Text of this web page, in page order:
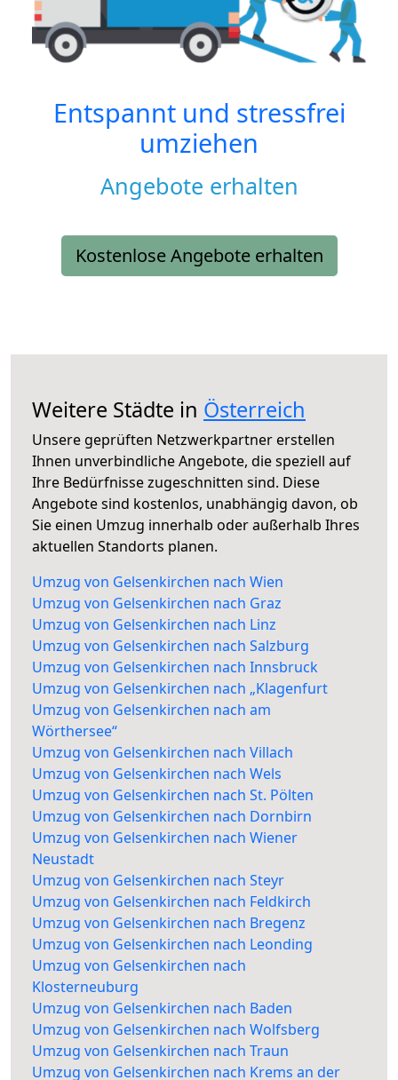
Entspannt und stressfrei
umziehen
Angebote erhalten
Kostenlose Angebote erhalten
Weitere Städte in Österreich
Unsere geprüften Netzwerkpartner erstellen
Ihnen unverbindliche Angebote, die speziell auf
Ihre Bedürfnisse zugeschnitten sind. Diese
Angebote sind kostenlos, unabhängig davon, ob
Sie einen Umzug innerhalb oder außerhalb Ihres
aktuellen Standorts planen.
Umzug von Gelsenkirchen nach Wien
Umzug von Gelsenkirchen nach Graz
Umzug von Gelsenkirchen nach Linz
Umzug von Gelsenkirchen nach Salzburg
Umzug von Gelsenkirchen nach Innsbruck
Umzug von Gelsenkirchen nach „Klagenfurt
Umzug von Gelsenkirchen nach am
Wörthersee“
Umzug von Gelsenkirchen nach Villach
Umzug von Gelsenkirchen nach Wels
Umzug von Gelsenkirchen nach St. Pölten
Umzug von Gelsenkirchen nach Dornbirn
Umzug von Gelsenkirchen nach Wiener
Neustadt
Umzug von Gelsenkirchen nach Steyr
Umzug von Gelsenkirchen nach Feldkirch
Umzug von Gelsenkirchen nach Bregenz
Umzug von Gelsenkirchen nach Leonding
Umzug von Gelsenkirchen nach
Klosterneuburg
Umzug von Gelsenkirchen nach Baden
Umzug von Gelsenkirchen nach Wolfsberg
Umzug von Gelsenkirchen nach Traun
Umzug von Gelsenkirchen nach Krems an der